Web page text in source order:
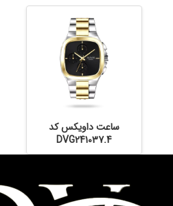
ساعت داویکس کد
DVG241037.4